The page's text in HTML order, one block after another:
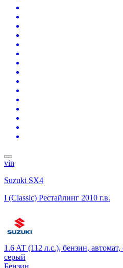
vin
Suzuki SX4
I (Classic) Рестайлинг 2010 г.в.
1.6 AT (112 л.с.), бензин,
серый
Бензин